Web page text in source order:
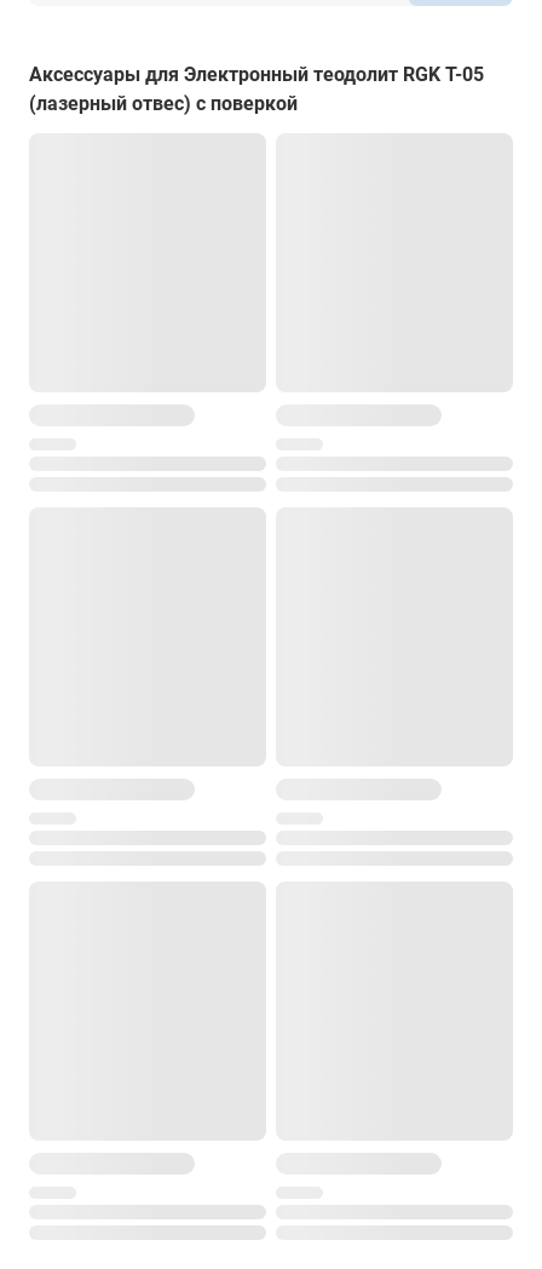
Степень защиты от пыли и влаги
IP54
Аксессуары для Электронный теодолит RGK T-05
(лазерный отвес) с поверкой